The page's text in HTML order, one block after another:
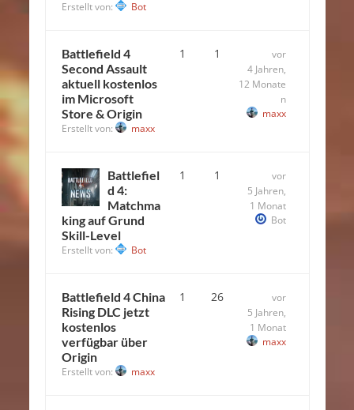
Erstellt von: Bot
Battlefield 4
Second Assault
aktuell kostenlos
im Microsoft
Store & Origin
Erstellt von: maxx
1 1
vor
4 Jahren,
12 Monate
n
maxx
Battlefiel
d 4:
Matchma
king auf Grund
Skill-Level
Erstellt von: Bot
1 1
vor
5 Jahren,
1 Monat
Bot
Battlefield 4 China
Rising DLC jetzt
kostenlos
verfügbar über
Origin
Erstellt von: maxx
1 26
vor
5 Jahren,
1 Monat
maxx